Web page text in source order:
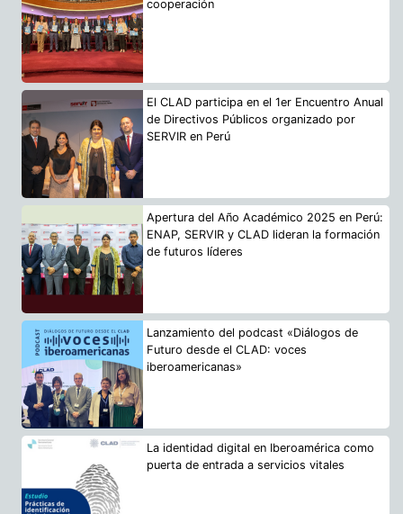
cooperación
El CLAD participa en el 1er Encuentro Anual
de Directivos Públicos organizado por
SERVIR en Perú
Apertura del Año Académico 2025 en Perú:
ENAP, SERVIR y CLAD lideran la formación
de futuros líderes
Lanzamiento del podcast «Diálogos de
Futuro desde el CLAD: voces
iberoamericanas»
La identidad digital en Iberoamérica como
puerta de entrada a servicios vitales